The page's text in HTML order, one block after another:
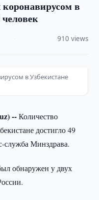
в
910 views
в Узбекистане
--Количество
достигло 49
служба Минздрава.
обнаружен у двух